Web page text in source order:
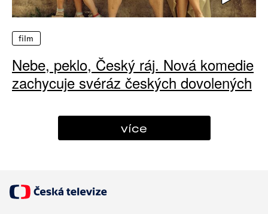
film
Nebe, peklo, Český ráj. Nová komedie
zachycuje svéráz českých dovolených
více